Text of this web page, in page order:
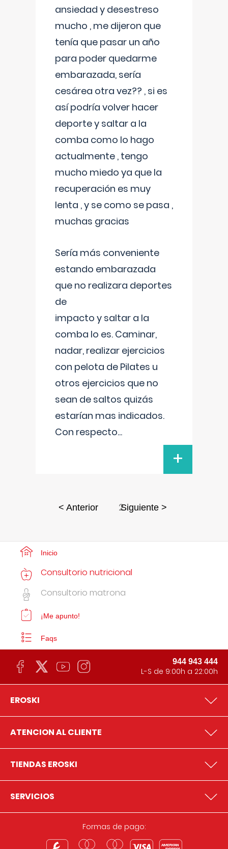
ansiedad y desestreso
mucho , me dijeron que
tenía que pasar un año
para poder quedarme
embarazada, sería
cesárea otra vez?? , si es
así podría volver hacer
deporte y saltar a la
comba como lo hago
actualmente , tengo
mucho miedo ya que la
recuperación es muy
lenta , y se como se pasa ,
muchas gracias
Sería más conveniente
estando embarazada
que no realizara deportes
de
impacto y saltar a la
comba lo es. Caminar,
nadar, realizar ejercicios
con pelota de Pilates u
otros ejercicios que no
sean de saltos quizás
estarían mas indicados.
Con respecto...
+
< Anterior 2Siguiente >
Inicio
Consultorio nutricional
Consultorio matrona
¡Me apunto!
Faqs
944 943 444
L-S de 9:00h a 22:00h
EROSKI
ATENCION AL CLIENTE
TIENDAS EROSKI
SERVICIOS
Formas de pago: